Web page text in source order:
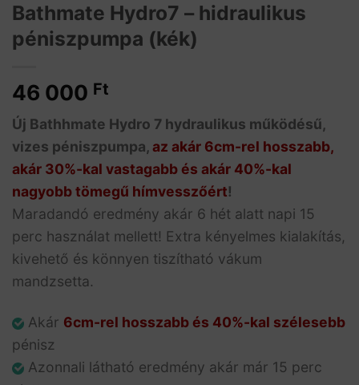
Bathmate Hydro7 – hidraulikus
péniszpumpa (kék)
46 000 Ft
Új Bathhmate Hydro 7 hydraulikus működésű,
vizes péniszpumpa,az akár 6cm-rel hosszabb,
akár 30%-kal vastagabb és akár 40%-kal
nagyobb tömegű hímvesszőért!
Maradandó eredmény akár 6 hét alatt napi 15
perc használat mellett! Extra kényelmes kialakítás,
kivehető és könnyen tiszítható vákum
mandzsetta.
Akár 6cm-rel hosszabb és 40%-kal szélesebb
pénisz
Azonnali látható eredmény akár már 15 perc